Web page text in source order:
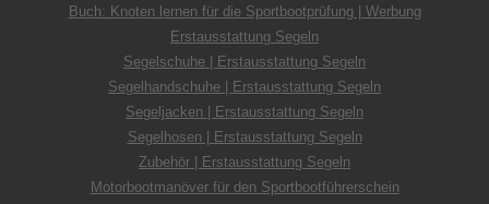
Buch: Knoten lernen für die Sportbootprüfung | Werbung
Erstausstattung Segeln
Segelschuhe | Erstausstattung Segeln
Segelhandschuhe | Erstausstattung Segeln
Segeljacken | Erstausstattung Segeln
Segelhosen | Erstausstattung Segeln
Zubehör | Erstausstattung Segeln
Motorbootmanöver für den Sportbootführerschein